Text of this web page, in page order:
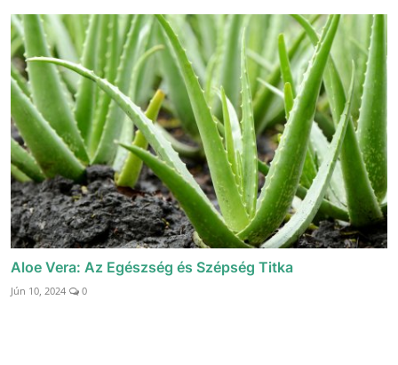
Aloe Vera: Az Egészség és Szépség Titka
Jún 10, 2024 0